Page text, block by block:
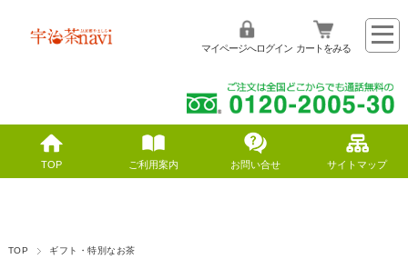
マイページへログイン カートをみる
TOP ご利用案内 お問い合せ サイトマップ
TOP ギフト・特別なお茶